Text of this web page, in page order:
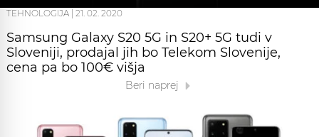
TEHNOLOGIJA | 21. 02. 2020
Samsung Galaxy S20 5G in S20+ 5G tudi v
Sloveniji, prodajal jih bo Telekom Slovenije,
cena pa bo 100€ višja
Beri naprej